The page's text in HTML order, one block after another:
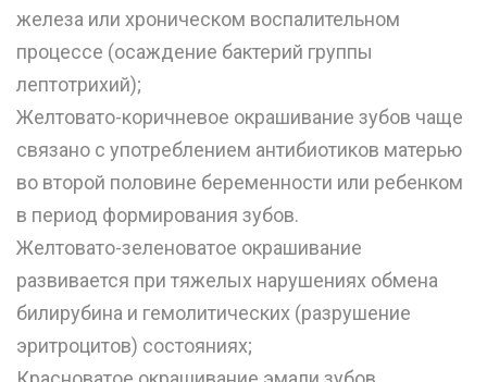
железа или хроническом воспалительном
процессе (осаждение бактерий группы
лептотрихий);
Желтовато-коричневое окрашивание зубов чаще
связано с употреблением антибиотиков матерью
во второй половине беременности или ребенком
в период формирования зубов.
Желтовато-зеленоватое окрашивание
развивается при тяжелых нарушениях обмена
билирубина и гемолитических (разрушение
эритроцитов) состояниях;